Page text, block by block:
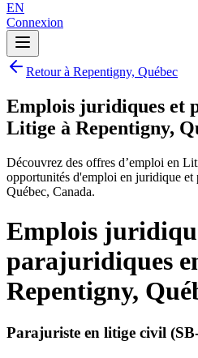
EN
Connexion
Retour à Repentigny, Québec
Emplois juridiques et
Litige à Repentigny,
Découvrez des offres d’emploi en
opportunités d'emploi en juridique et
Québec, Canada.
Emplois
parajuridiques
Repentigny,
Parajuriste en litige civil